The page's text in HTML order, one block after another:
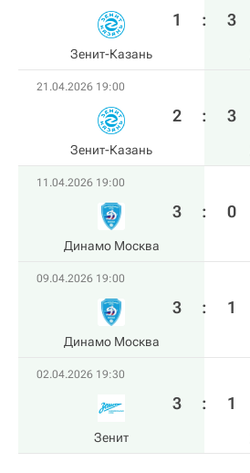
Зенит-Казань
1 : 3
21.04.2026 19:00
Зенит-Казань
2 : 3
11.04.2026 19:00
Динамо Москва
3 : 0
09.04.2026 19:00
Динамо Москва
3 : 1
02.04.2026 19:30
Зенит
3 : 1